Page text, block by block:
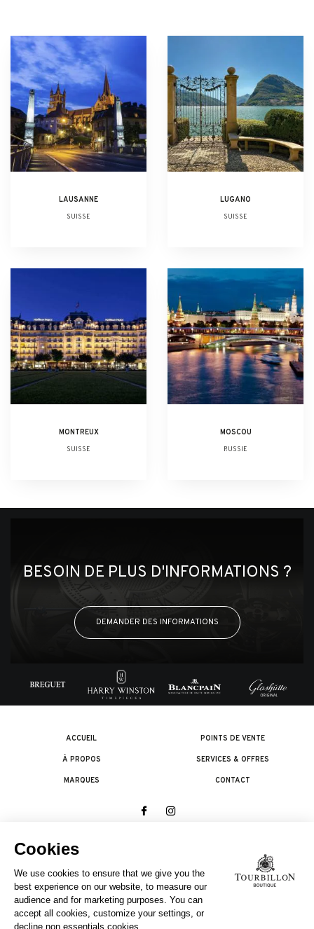
LAUSANNE
SUISSE
LUGANO
SUISSE
MONTREUX
SUISSE
MOSCOU
RUSSIE
BESOIN DE PLUS D'INFORMATIONS ?
DEMANDER DES INFORMATIONS
ACCUEIL
À PROPOS
MARQUES
POINTS DE VENTE
SERVICES & OFFRES
CONTACT
UNE ENTREPRISE DU